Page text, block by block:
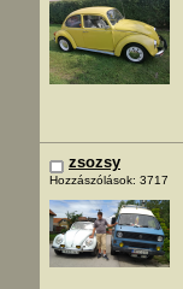
zsozsy
Hozzászólások: 3717